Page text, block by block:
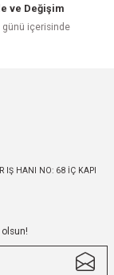
ve Değişim
günü içerisinde
IŞ HANI NO: 68 İÇ KAPI